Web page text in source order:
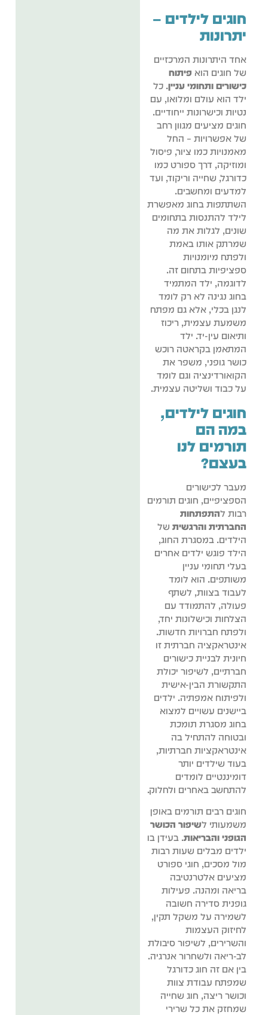
חוגים לילדים –
יתרונות
אחד היתרונות המרכזיים
של חוגים הוא פיתוח
כישורים ותחומי עניין. כל
ילד הוא עולם ומלואו, עם
נטיות וכישרונות ייחודיים.
חוגים מציעים מגוון רחב
של אפשרויות – החל
מאמנויות כמו ציור, פיסול
ומוזיקה, דרך ספורט כמו
כדורגל, שחייה וריקוד, ועד
למדעים ומחשבים.
השתתפות בחוג מאפשרת
לילד להתנסות בתחומים
שונים, לגלות את מה
שמרתק אותו באמת
ולפתח מיומנויות
ספציפיות בתחום זה.
לדוגמה, ילד המתמיד
בחוג נגינה לא רק לומד
לנגן בכלי, אלא גם מפתח
משמעת עצמית, ריכוז
ותיאום עין-יד. ילד
המתאמן בקראטה רוכש
כושר גופני, משפר את
הקואורדינציה וגם לומד
על כבוד ושליטה עצמית.
חוגים לילדים,
במה הם
תורמים לנו
בעצם?
מעבר לכישורים
הספציפיים, חוגים תורמים
רבות להתפתחות
החברתית והרגשית של
הילדים. במסגרת החוג,
הילד פוגש ילדים אחרים
בעלי תחומי עניין
משותפים. הוא לומד
לעבוד בצוות, לשתף
פעולה, להתמודד עם
הצלחות וכישלונות יחד,
ולפתח חברויות חדשות.
אינטראקציה חברתית זו
חיונית לבניית כישורים
חברתיים, לשיפור יכולת
התקשורת הבין-אישית
ולפיתוח אמפתיה. ילדים
ביישנים עשויים למצוא
בחוג מסגרת תומכת
ובטוחה להתחיל בה
אינטראקציות חברתיות,
בעוד שילדים יותר
דומיננטיים לומדים
להתחשב באחרים ולחלוק.
חוגים רבים תורמים באופן
משמעותי לשיפור הכושר
הגופני והבריאות. בעידן בו
ילדים מבלים שעות רבות
מול מסכים, חוגי ספורט
מציעים אלטרנטיבה
בריאה ומהנה. פעילות
גופנית סדירה חשובה
לשמירה על משקל תקין,
לחיזוק העצמות
והשרירים, לשיפור סיבולת
לב-ריאה ולשחרור אנרגיה.
בין אם זה חוג כדורגל
שמפתח עבודת צוות
וכושר ריצה, חוג שחייה
שמחזק את כל שרירי